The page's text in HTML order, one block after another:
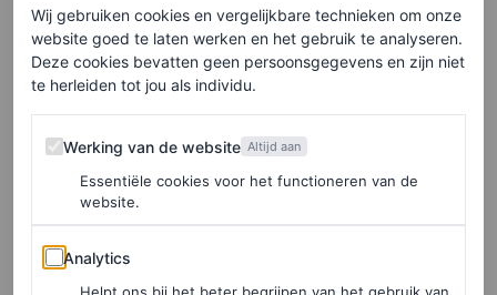
bij Dolce & Gabbana tot sjaals bij Sacai en bloemrijke
uitspattingen bij Dior Men: het is een eenvoudige en
elegante manier om een outfit net wat meer kracht en
karakter te geven.
Wij gebruiken cookies en vergelijkbare technieken om onze
website goed te laten werken en het gebruik te analyseren.
Deze cookies bevatten geen persoonsgegevens en zijn niet
te herleiden tot jou als individu.
Werking van de website
Werking van de website Altijd aan
Essentiële cookies voor het functioneren van de
website.
Analytics
Analytics